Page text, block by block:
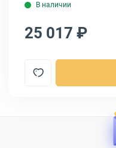
В наличии
25 017 ₽